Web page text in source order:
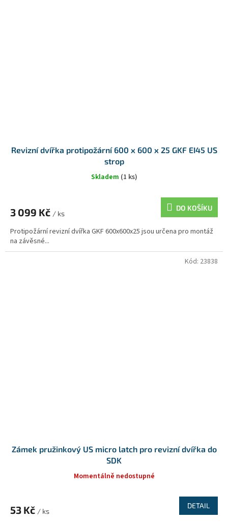
Revizní dvířka protipožární 600 x 600 x 25 GKF EI45 US
strop
Skladem (1 ks)
3 099 Kč / ks
DO KOŠÍKU
Protipožární revizní dvířka GKF 600x600x25 jsou určena pro montáž
na závěsné...
Zámek pružinkový US micro latch pro revizní dvířka do
SDK
Momentálně nedostupné
53 Kč / ks
DETAIL
Kód: 23838